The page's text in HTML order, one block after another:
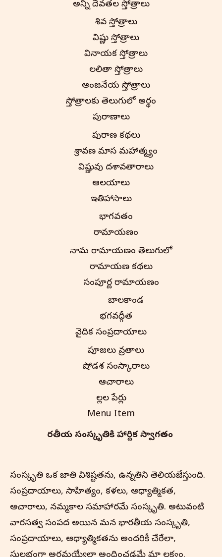
అన్ని దేవతల స్తోత్రాలు
శివ స్తోత్రాలు
విష్ణు స్తోత్రాలు
వినాయక స్తోత్రాలు
లలితా స్తోత్రాలు
ఆంజనేయ స్తోత్రాలు
స్తోత్రాలకు తెలుగులో అర్థం
పురాణాలు
పురాణ కథలు
శ్రావణ మాస మహాత్మ్యం
విష్ణువు దశావతారాలు
ఆలయాలు
ఇతిహాసాలు
భాగవతం
రామాయణం
నామ రామాయణం తెలుగులో
రామాయణ కథలు
సంపూర్ణ రామాయణం
బాలకాండ
భగవద్గీత
వైదిక సంప్రదాయాలు
పూజలు వ్రతాలు
షోడశ సంస్కారాలు
ఆచారాలు
పిల్లల పేర్లు
Menu Item
భారతీయ సంస్కృతి‌కి హార్దిక స్వాగతం
సంస్కృతి ఒక జాతి విశిష్టతను, ఉన్నతిని తెలియజేస్తుంది.
సంప్రదాయాలు, సాహిత్యం, కళలు, ఆధ్యాత్మికత,
ఆచారాలు, నమ్మకాల సమాహారమే సంస్కృతి. అటువంటి
వారసత్వ సంపద అయిన మన భారతీయ సంస్కృతి,
సంప్రదాయాలు, ఆధ్యాత్మికతను అందరికీ చేరేలా,